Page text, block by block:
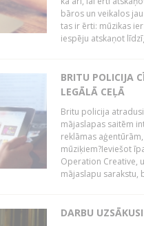
bāros un veikalos
tas ir ērti: mūzikas
iespēju atskaņot
BRITU POLICIJA
LEGĀLĀ CEĻĀ
Britu policija
mājaslapas saitēm
reklāmas
mūziķiem?Ieviešot
Operation Creative,
mājaslapu sarakstu,
DARBU